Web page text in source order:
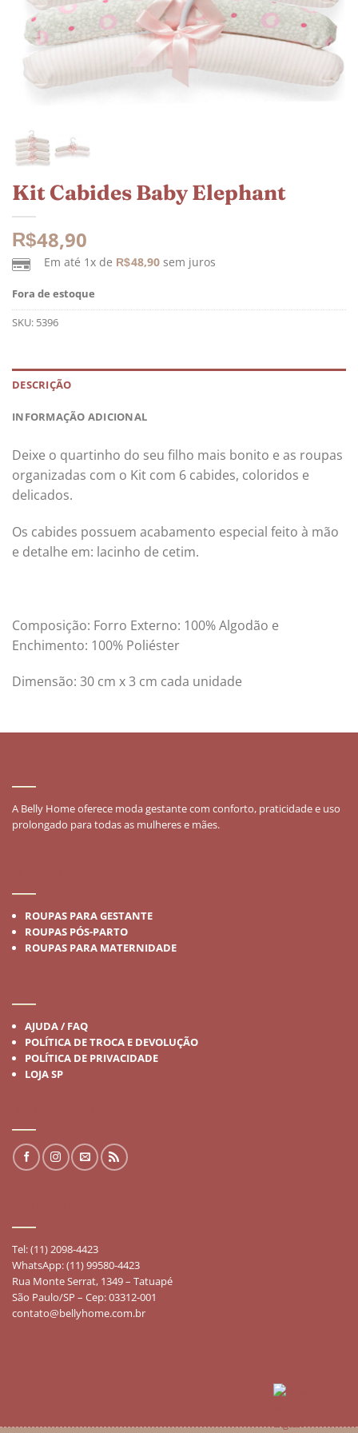
Kit Cabides Baby Elephant
R$48,90
Em até 1x de R$48,90 sem juros
Fora de estoque
SKU: 5396
DESCRIÇÃO
INFORMAÇÃO ADICIONAL
Deixe o quartinho do seu filho mais bonito e as roupas
organizadas com o Kit com 6 cabides, coloridos e
delicados.
Os cabides possuem acabamento especial feito à mão
e detalhe em: lacinho de cetim.
Composição: Forro Externo: 100% Algodão e
Enchimento: 100% Poliéster
Dimensão: 30 cm x 3 cm cada unidade
A Belly Home oferece moda gestante com conforto, praticidade e uso
prolongado para todas as mulheres e mães.
ROUPAS PARA GESTANTE
ROUPAS PÓS-PARTO
ROUPAS PARA MATERNIDADE
AJUDA / FAQ
POLÍTICA DE TROCA E DEVOLUÇÃO
POLÍTICA DE PRIVACIDADE
LOJA SP
Tel: (11) 2098-4423
WhatsApp: (11) 99580-4423
Rua Monte Serrat, 1349 – Tatuapé
São Paulo/SP – Cep: 03312-001
contato@bellyhome.com.br